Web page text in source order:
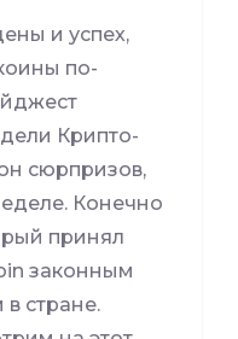
и успех,
по-
Крипто-
сюрпризов,
Конечно
принял
законным
стране.